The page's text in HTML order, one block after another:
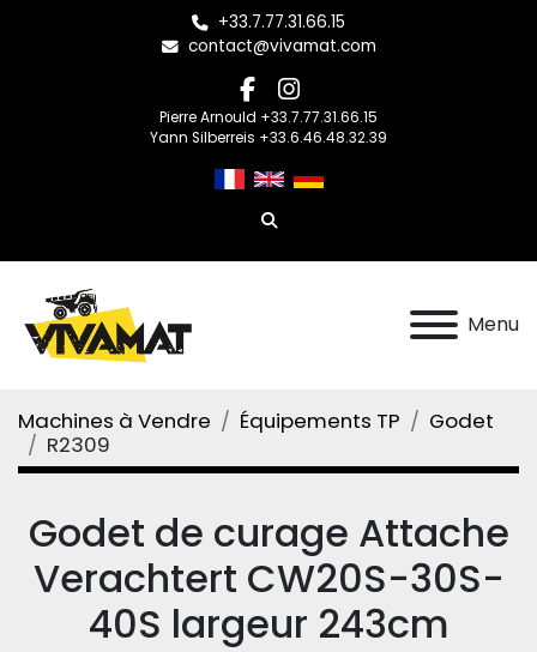
+33.7.77.31.66.15
contact@vivamat.com
facebook
instagram
Pierre Arnould +33.7.77.31.66.15
Yann Silberreis +33.6.46.48.32.39
Rechercher
Menu
Machines à Vendre Équipements TP
Godet
R2309
Godet de curage Attache
Verachtert CW20S-30S-
40S largeur 243cm